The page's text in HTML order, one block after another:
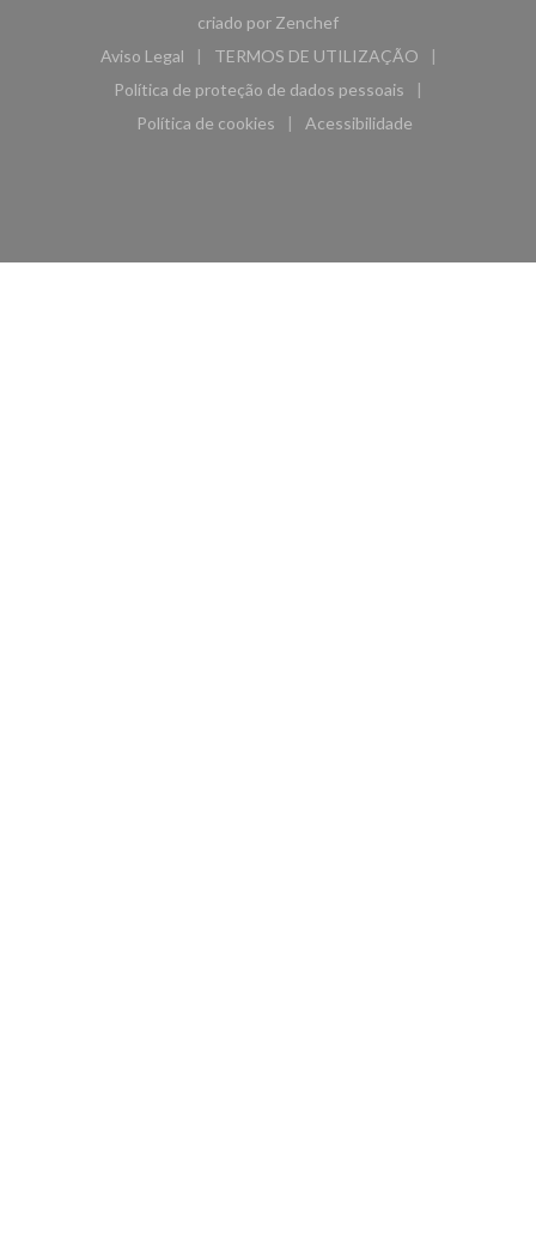
criado por Zenchef((abre numa nova janela))
Aviso Legal
((abre numa nova janela))
TERMOS DE UTILIZAÇÃO
((abre numa nova janela))
Política de proteção de dados pessoais
((abre numa nova janela))
Política de cookies
((abre numa nova janela))
Acessibilidade